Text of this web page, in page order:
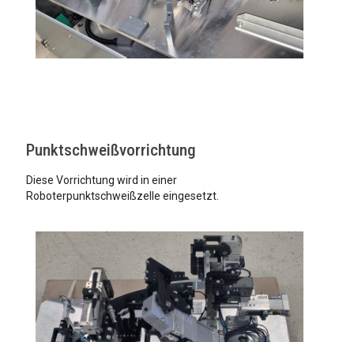
Punktschweißvorrichtung
Diese Vorrichtung wird in einer
Roboterpunktschweißzelle eingesetzt.